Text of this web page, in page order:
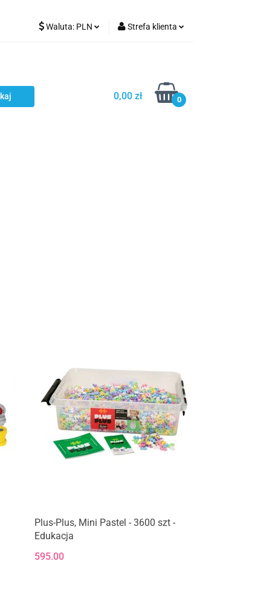
Waluta: PLN Strefa klienta
Dodaj zgłoszenie
0,00 zł 0
Karmienie
Produkt niedostępny
Plus-Plus, Mini Pastel - 3600 szt -
Edukacja
595.00